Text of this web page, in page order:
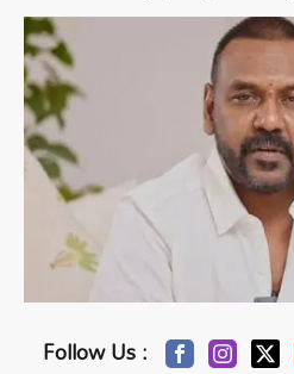
Follow Us :